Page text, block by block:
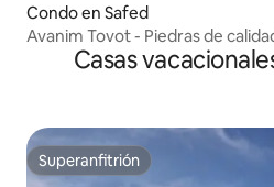
Condo en Safed
Avanim Tovot - Piedras de
Casas
Superanfitrión
Superanfitrión